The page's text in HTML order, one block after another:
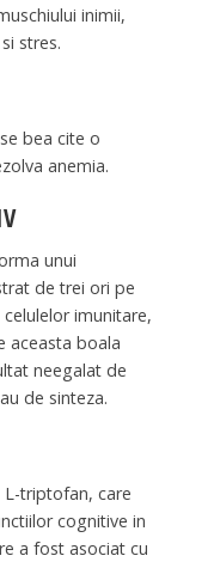
inimii,
stres.
bea cite o
anemia.
unui
de trei ori pe
imunitare,
aceasta boala
neegalat de
de sinteza.
triptofan, care
cognitive in
a fost asociat cu